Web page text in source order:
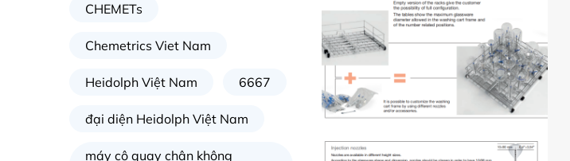
CHEMETs
Chemetrics Viet Nam
Heidolph Việt Nam 6667
đại diện Heidolph Việt Nam
máy cô quay chân không